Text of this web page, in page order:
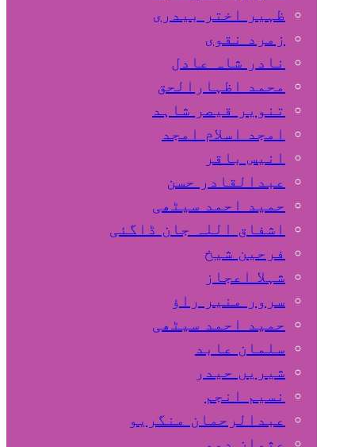
ظہیر اختر بیدری
زمرد نقوی
نادر شاہ عادل
محمد اظہارالحق
تنویر قیصر شاہد
امجد اسلام امجد
انیس باقر
عبدالقادر حسن
حمید احمد سیٹھی
اشفاق اللہ جان ڈاگئی
فرحین شیخ
شہلا اعجاز
سرور منیر راؤ
حمید احمد سیٹھی
سلمان عابد
شیریں حیدر
نسیم انجم
عبدالرحمان منگریو
عثمان دموہی